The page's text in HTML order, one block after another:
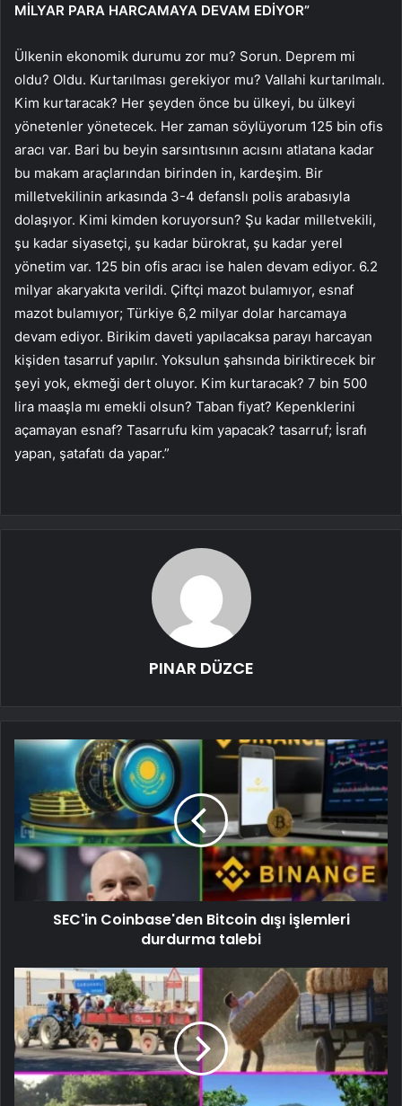
MİLYAR PARA HARCAMAYA DEVAM EDİYOR”
Ülkenin ekonomik durumu zor mu? Sorun. Deprem mi
oldu? Oldu. Kurtarılması gerekiyor mu? Vallahi kurtarılmalı.
Kim kurtaracak? Her şeyden önce bu ülkeyi, bu ülkeyi
yönetenler yönetecek. Her zaman söylüyorum 125 bin ofis
aracı var. Bari bu beyin sarsıntısının acısını atlatana kadar
bu makam araçlarından birinden in, kardeşim. Bir
milletvekilinin arkasında 3-4 defanslı polis arabasıyla
dolaşıyor. Kimi kimden koruyorsun? Şu kadar milletvekili,
şu kadar siyasetçi, şu kadar bürokrat, şu kadar yerel
yönetim var. 125 bin ofis aracı ise halen devam ediyor. 6.2
milyar akaryakıta verildi. Çiftçi mazot bulamıyor, esnaf
mazot bulamıyor; Türkiye 6,2 milyar dolar harcamaya
devam ediyor. Birikim daveti yapılacaksa parayı harcayan
kişiden tasarruf yapılır. Yoksulun şahsında biriktirecek bir
şeyi yok, ekmeği dert oluyor. Kim kurtaracak? 7 bin 500
lira maaşla mı emekli olsun? Taban fiyat? Kepenklerini
açamayan esnaf? Tasarrufu kim yapacak? tasarruf; İsrafı
yapan, şatafatı da yapar.”
PINAR DÜZCE
SEC'in Coinbase'den Bitcoin dışı işlemleri
durdurma talebi